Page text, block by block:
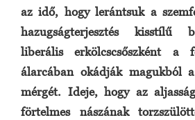
az idő, hogy lerántsuk a
hazugságterjesztés kisstílű
liberális erkölcscsőszként a
álarcában okádják magukból
mérgét. Ideje, hogy az
förtelmes nászának